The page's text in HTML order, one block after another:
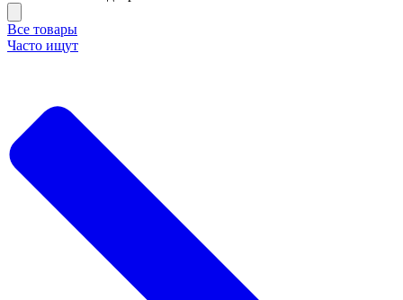
Все товары
Часто ищут